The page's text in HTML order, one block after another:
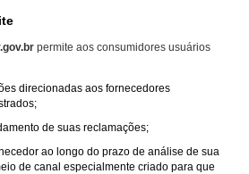
permite aos consumidores usuários
direcionadas aos fornecedores
de suas reclamações;
ao longo do prazo de análise de sua
de canal especialmente criado para que